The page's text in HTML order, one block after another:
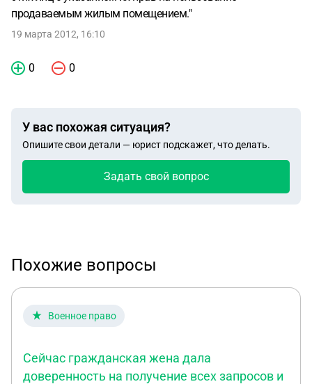
продаваемым жилым помещением."
19 марта 2012, 16:10
0 0
У вас похожая ситуация?
Опишите свои детали — юрист подскажет, что делать.
Задать свой вопрос
Похожие вопросы
Военное право
Сейчас гражданская жена дала
доверенность на получение всех запросов и